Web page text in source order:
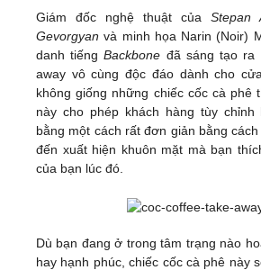
Giám đốc nghệ thuật của Stepan
Gevorgyan và minh họa Narin (Noir)
danh tiếngBackbone đã sáng tạo ra
away vô cùng độc đáo dành cho
không giống những chiếc cốc cà phê
này cho phép khách hàng tùy
bằng một cách rất đơn giản bằng
đến xuất hiện khuôn mặt mà bạn
của bạn lúc đó.
Dù bạn đang ở trong tâm trạng nào
hay hạnh phúc, chiếc cốc cà phê này